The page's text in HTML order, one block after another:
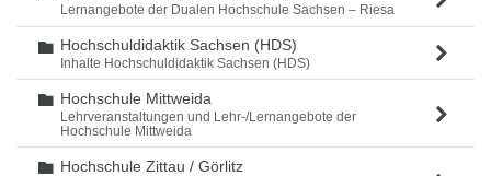
Lernangebote der Dualen Hochschule Sachsen – Riesa
Ordner
Hochschuldidaktik Sachsen (HDS)
Inhalte Hochschuldidaktik Sachsen (HDS)
Ordner
Hochschule Mittweida
Lehrveranstaltungen und Lehr-/Lernangebote der
Hochschule Mittweida
Ordner
Hochschule Zittau / Görlitz